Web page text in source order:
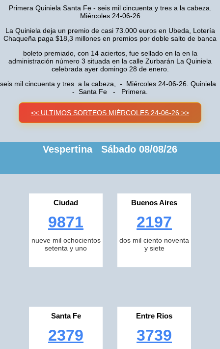
Primera Quiniela Santa Fe - seis mil cincuenta y tres a la cabeza.
Miércoles 24-06-26
La Quiniela deja un premio de casi 73.000 euros en Ubeda, Lotería
Chaqueña paga $18,3 millones en premios por doble salto de banca
boleto premiado, con 14 aciertos, fue sellado en la en la
administración número 3 situada en la calle Zurbarán La Quiniela
celebrada ayer domingo 28 de enero.
seis mil cincuenta y tres a la cabeza, - Miércoles 24-06-26. Quiniela
- Santa Fe - Primera.
<< ULTIMOS SORTEOS MIÉRCOLES 24-06-26 >>
Vespertina Sábado 08/08/26
Ciudad
9871
nueve mil ochocientos
setenta y uno
Buenos Aires
2197
dos mil ciento noventa
y siete
Santa Fe
2379
Entre Rios
3739